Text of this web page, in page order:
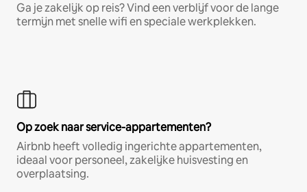
Ga je zakelijk op reis? Vind een verblijf voor de lange
termijn met snelle wifi en speciale werkplekken.
Op zoek naar service-appartementen?
Airbnb heeft volledig ingerichte appartementen,
ideaal voor personeel, zakelijke huisvesting en
overplaatsing.